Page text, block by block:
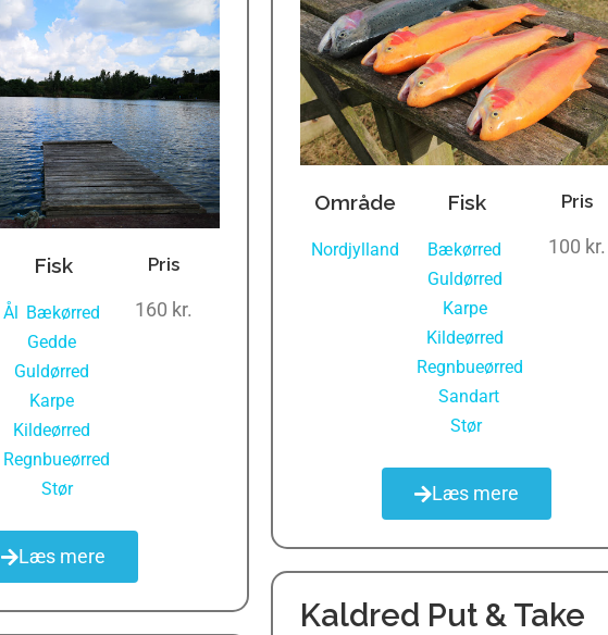
Område
Nordjylland
Fisk
Bækørred
Guldørred
Karpe,
Kildeørred
Regnbueørred
Sandart,
Stør
Pris
100 kr.
Læs mere
Fisk
Ål Bækørred
Gedde,
Guldørred
Karpe,
Kildeørred
Regnbueørred
Stør
Pris
160 kr.
Læs mere
Kaldred Put & Take